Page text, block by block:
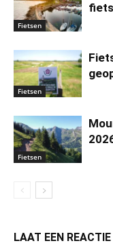
Fietsen
Fietsen
Fietsen
LAAT EEN